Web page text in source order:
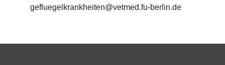
gefluegelkrankheiten@vetmed.fu-berlin.de